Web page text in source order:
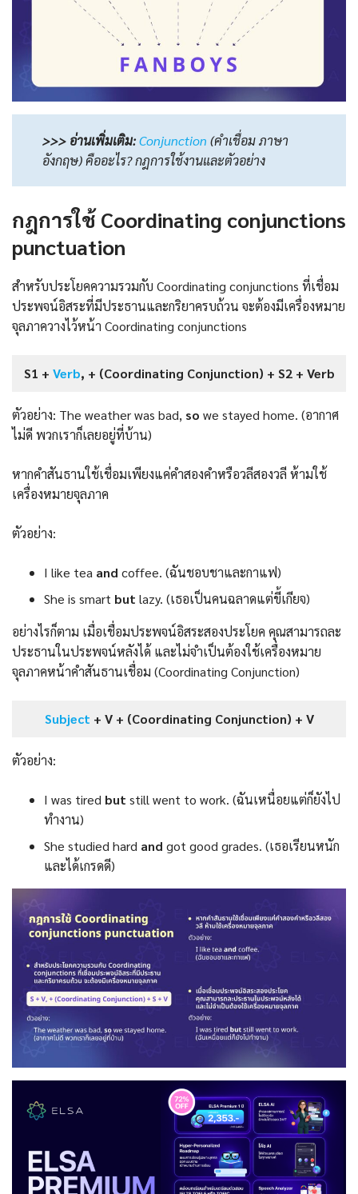
>>> อ่านเพิ่มเติม:Conjunction (คําเชื่อม ภาษา
อังกฤษ) คืออะไร? กฎการใช้งานและตัวอย่าง
กฎการใช้ Coordinating conjunctions
punctuation
สำหรับประโยคความรวมกับ Coordinating conjunctions ที่เชื่อม
ประพจน์อิสระที่มีประธานและกริยาครบถ้วน จะต้องมีเครื่องหมาย
จุลภาควางไว้หน้า Coordinating conjunctions
S1 + Verb, + (Coordinating Conjunction) + S2 + Verb
ตัวอย่าง: The weather was bad, so we stayed home. (อากาศ
ไม่ดี พวกเราก็เลยอยู่ที่บ้าน)
หากคำสันธานใช้เชื่อมเพียงแค่คำสองคำหรือวลีสองวลี ห้ามใช้
เครื่องหมายจุลภาค
ตัวอย่าง:
I like tea and coffee. (ฉันชอบชาและกาแฟ)
She is smart but lazy. (เธอเป็นคนฉลาดแต่ขี้เกียจ)
อย่างไรก็ตาม เมื่อเชื่อมประพจน์อิสระสองประโยค คุณสามารถละ
ประธานในประพจน์หลังได้ และไม่จำเป็นต้องใช้เครื่องหมาย
จุลภาคหน้าคำสันธานเชื่อม (Coordinating Conjunction)
Subject + V + (Coordinating Conjunction) + V
ตัวอย่าง:
I was tired but still went to work. (ฉันเหนื่อยแต่ก็ยังไป
ทำงาน)
She studied hard and got good grades. (เธอเรียนหนัก
และได้เกรดดี)